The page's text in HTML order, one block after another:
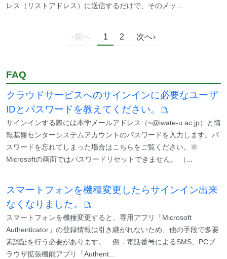
レス（リストアドレス）に送信するだけで、そのメッ...
前へ 1 2 次へ
FAQ
クラウドサービスへのサインインに必要なユーザ
IDとパスワードを教えてください。
サインインする際には本学メールアドレス（~@iwate-u.ac.jp）と情
報基盤センターシステムアカウントのパスワードを入力します。パ
スワードを忘れてしまった場合はこちらをご覧ください。※
Microsoftの画面ではパスワードリセットできません。 （...
スマートフォンを機種変更したらサインイン出来
なくなりました。
スマートフォンを機種変更すると、専用アプリ「Microsoft
Authenticator」の登録情報は引き継がれないため、他の手段で多要
素認証を行う必要があります。 例．電話番号によるSMS、PCブ
ラウザ拡張機能アプリ「Authent...